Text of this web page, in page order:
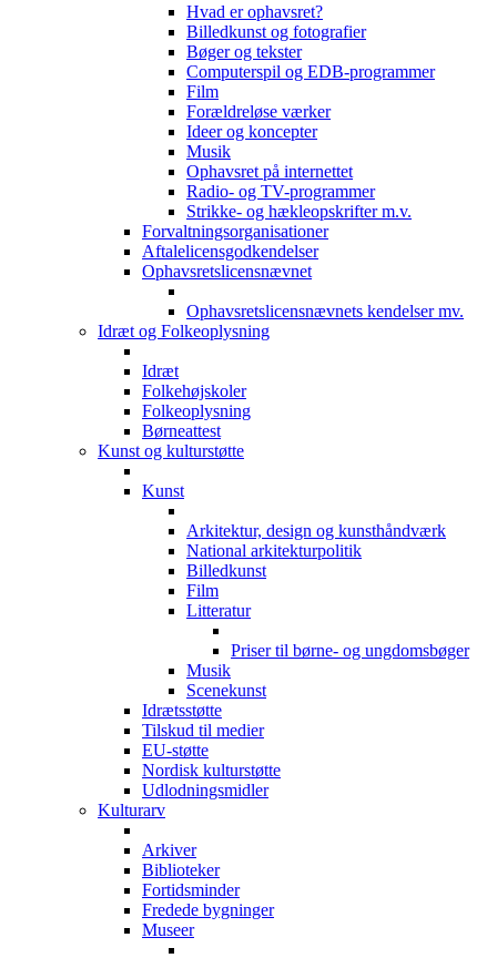
Hvad er ophavsret?
Billedkunst og fotografier
Bøger og tekster
Computerspil og EDB-programmer
Film
Forældreløse værker
Ideer og koncepter
Musik
Ophavsret på internettet
Radio- og TV-programmer
Strikke- og hækleopskrifter m.v.
Forvaltningsorganisationer
Aftalelicensgodkendelser
Ophavsretslicensnævnet
Ophavsretslicensnævnets kendelser mv.
Idræt og Folkeoplysning
Idræt
Folkehøjskoler
Folkeoplysning
Børneattest
Kunst og kulturstøtte
Kunst
Arkitektur, design og kunsthåndværk
National arkitekturpolitik
Billedkunst
Film
Litteratur
Priser til børne- og ungdomsbøger
Musik
Scenekunst
Idrætsstøtte
Tilskud til medier
EU-støtte
Nordisk kulturstøtte
Udlodningsmidler
Kulturarv
Arkiver
Biblioteker
Fortidsminder
Fredede bygninger
Museer